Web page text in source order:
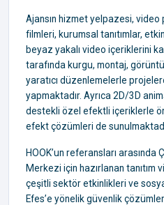
Ajansın hizmet yelpazesi, video
filmleri, kurumsal tanıtımlar,
beyaz yakalı video içeriklerini
tarafında kurgu, montaj,
yaratıcı düzenlemelerle
yapmaktadır. Ayrıca 2D/3D
destekli özel efektli içeriklerle
efekt çözümleri de
HOOK’un referansları arasında
Merkezi için hazırlanan tanıtım
çeşitli sektör etkinlikleri ve
Efes’e yönelik güvenlik